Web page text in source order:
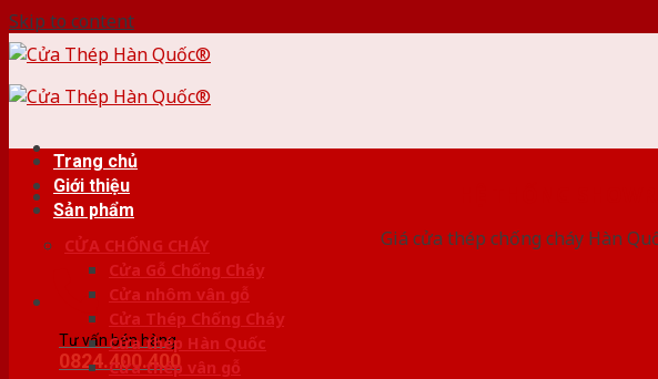
Skip to content
Giá cửa thép chống cháy Hàn
Tư vấn bán hàng
0824.400.400
Trang chủ
Giới thiệu
Sản phẩm
CỬA CHỐNG CHÁY
Cửa Gỗ Chống Cháy
Cửa nhôm vân gỗ
Cửa Thép Chống Cháy
Cửa thép Hàn Quốc
Cửa thép vân gỗ